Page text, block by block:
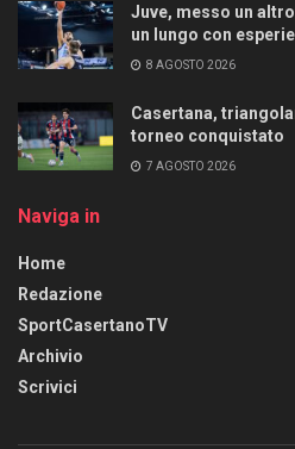
Juve, messo un
un lungo con
8 AGOSTO 2026
Casertana,
torneo conquistato
7 AGOSTO 2026
Naviga in
Home
Redazione
SportCasertanoTV
Archivio
Scrivici